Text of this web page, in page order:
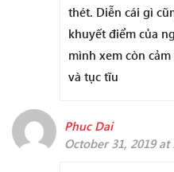
thét. Diễn cái gì
khuyết điểm của
mình xem còn
và tục tĩu
Phuc Dai
October 31, 2019 at